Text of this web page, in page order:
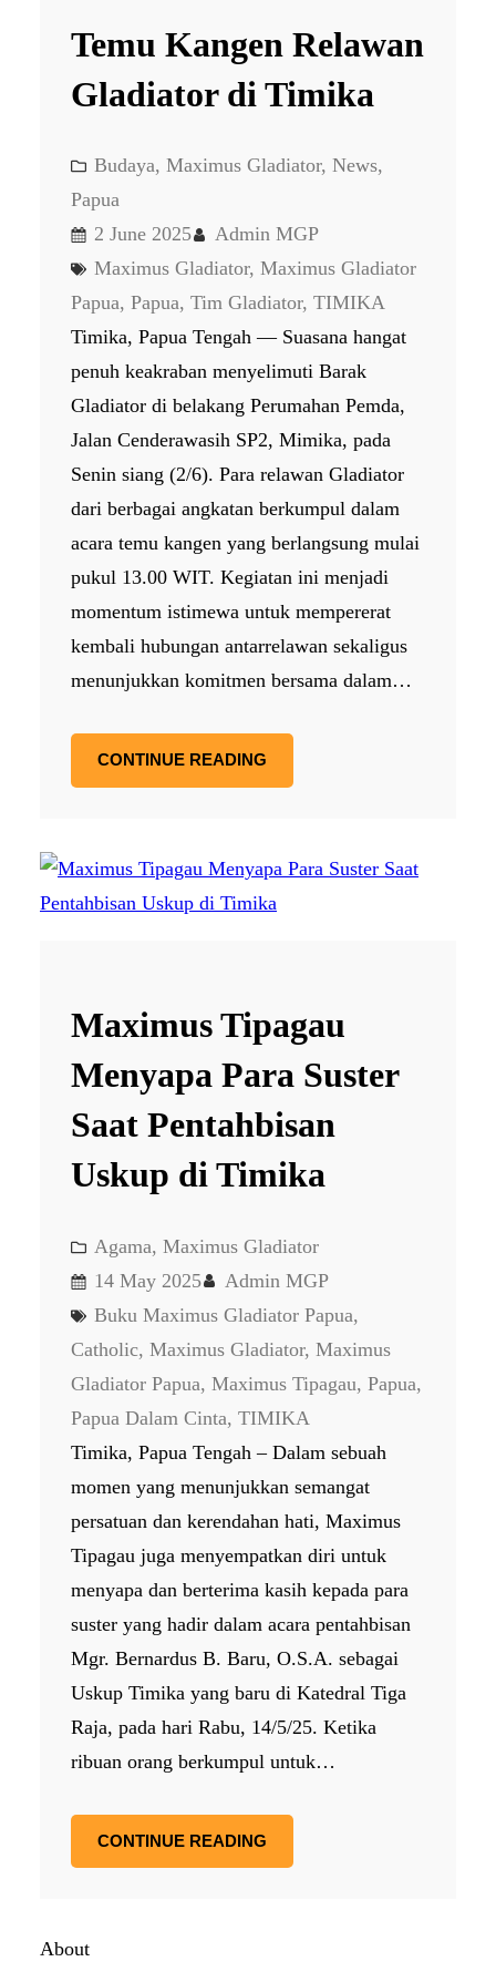
Temu Kangen Relawan
Gladiator di Timika
Budaya, Maximus Gladiator, News
Papua
2 June 2025
Admin MGP
Maximus Gladiator, Maximus Gladiator
Papua, Papua, Tim Gladiator, TIMIKA
Timika, Papua Tengah — Suasana hangat
penuh keakraban menyelimuti Barak
Gladiator di belakang Perumahan Pemda,
Jalan Cenderawasih SP2, Mimika, pada
Senin siang (2/6). Para relawan Gladiator
dari berbagai angkatan berkumpul dalam
acara temu kangen yang berlangsung mulai
pukul 13.00 WIT. Kegiatan ini menjadi
momentum istimewa untuk mempererat
kembali hubungan antarrelawan sekaligus
menunjukkan komitmen bersama dalam…
CONTINUE READING
Maximus Tipagau
Menyapa Para Suster
Saat Pentahbisan
Uskup di Timika
Agama, Maximus Gladiator
14 May 2025
Admin MGP
Buku Maximus Gladiator Papua
Catholic, Maximus Gladiator, Maximus
Gladiator Papua, Maximus Tipagau, Papua
Papua Dalam Cinta, TIMIKA
Timika, Papua Tengah – Dalam sebuah
momen yang menunjukkan semangat
persatuan dan kerendahan hati, Maximus
Tipagau juga menyempatkan diri untuk
menyapa dan berterima kasih kepada para
suster yang hadir dalam acara pentahbisan
Mgr. Bernardus B. Baru, O.S.A. sebagai
Uskup Timika yang baru di Katedral Tiga
Raja, pada hari Rabu, 14/5/25. Ketika
ribuan orang berkumpul untuk…
CONTINUE READING
About